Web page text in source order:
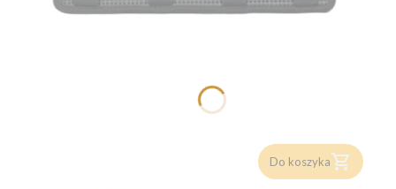
Do koszyka